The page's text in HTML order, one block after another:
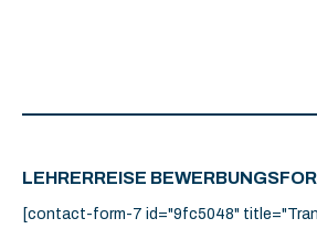
LEHRERREISE
[contact-form-7 id="9fc5048"